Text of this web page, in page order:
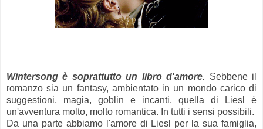
Wintersong è soprattutto un libro d'amore. Sebbene il
romanzo sia un fantasy, ambientato in un mondo carico di
suggestioni, magia, goblin e incanti, quella di Liesl è
un'avventura molto, molto romantica. In tutti i sensi possibili.
Da una parte abbiamo l'amore di Liesl
per la sua famiglia,